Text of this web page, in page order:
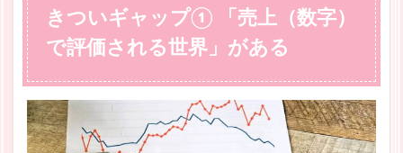
きついギャップ① 「売上（数字）
で評価される世界」がある